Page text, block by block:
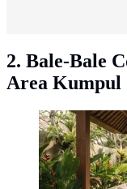
2. Bale-Bale
Area Kumpul